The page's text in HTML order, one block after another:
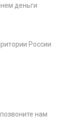
деньги
России
нам